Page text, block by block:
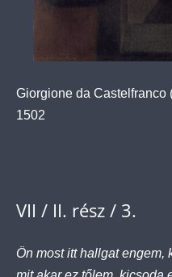
Giorgione da Castelfranco
1502
VII / II. rész / 3.
Ön most itt hallgat engem,